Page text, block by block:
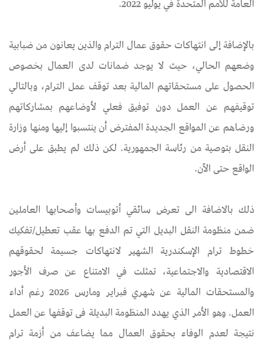
العامة للأمم المتحدة في يوليو 2022.
بالإضافة إلى انتهاكات حقوق عمال الترام والذين يعانون من ضبابية
وضعهم الحالي، حيث لا يوجد ضمانات لدى العمال بخصوص
الحصول على مستحقاتهم المالية بعد توقف عمل الترام، وبالتالي
توقيفهم عن العمل دون توفيق فعلي لأوضاعهم بمشاركاتهم
ورضاهم عن المواقع الجديدة المفترض أن ينتسبوا إليها ومنها وزارة
النقل بتوصية من رئاسة الجمهورية. لكن ذلك لم يطبق على أرض
الواقع حتى الآن.
ذلك بالاضافة الى تعرض سائقي أتوبيسات وأصحابها العاملين
ضمن منظومة النقل البديل التي تم الدفع بها عقب تعطيل/تفكيك
خطوط ترام الإسكندرية الشهير لانتهاكات جسيمة لحقوقهم
الاقتصادية والاجتماعية، تمثلت في الامتناع عن صرف الأجور
والمستحقات المالية عن شهري فبراير ومارس 2026 رغم أداء
العمل. وهو الأمر الذي يهدد المنظومة البديلة فى توقفها عن العمل
نتيجة لعدم الوفاء بحقوق العمال مما يضاعف من أزمة ترام